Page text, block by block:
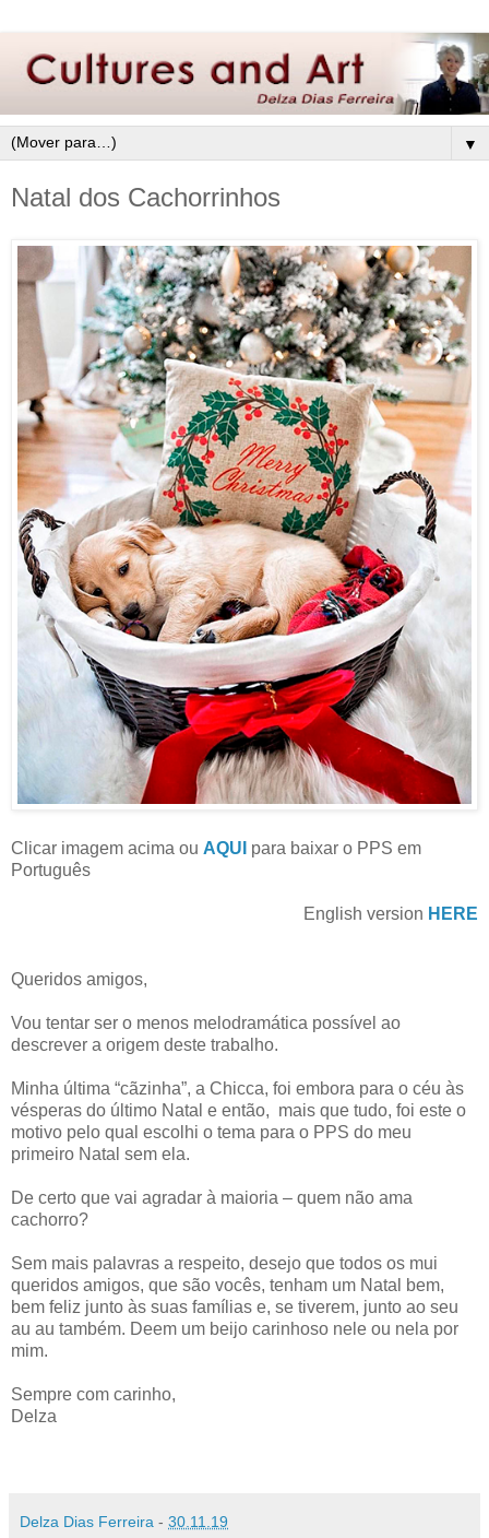
▼
Natal dos Cachorrinhos
Clicar imagem acima ou AQUI para baixar o PPS em
Português
English version HERE
Queridos amigos,
Vou tentar ser o menos melodramática possível ao
descrever a origem deste trabalho.
Minha última “cãzinha”, a Chicca, foi embora para o céu às
vésperas do último Natal e então, mais que tudo, foi este o
motivo pelo qual escolhi o tema para o PPS do meu
primeiro Natal sem ela.
De certo que vai agradar à maioria – quem não ama
cachorro?
Sem mais palavras a respeito, desejo que todos os mui
queridos amigos, que são vocês, tenham um Natal bem,
bem feliz junto às suas famílias e, se tiverem, junto ao seu
au au também. Deem um beijo carinhoso nele ou nela por
mim.
Sempre com carinho,
Delza
Delza Dias Ferreira - 30.11.19